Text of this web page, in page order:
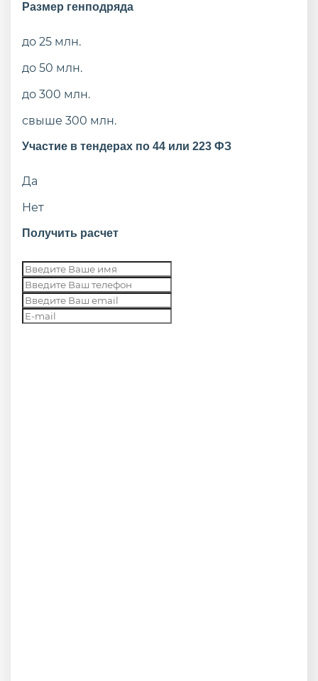
Размер генподряда
до 25 млн.
до 50 млн.
до 300 млн.
свыше 300 млн.
Участие в тендерах по 44 или 223 ФЗ
Да
Нет
Получить расчет